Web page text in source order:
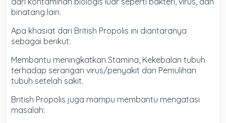
binatang lain.
Apa khasiat dari British Propolis ini diantaranya
sebagai berikut:
Membantu meningkatkan Stamina, Kekebalan tubuh
terhadap serangan virus/penyakit dan Pemulihan
tubuh setelah sakit.
British Propolis juga mampu membantu mengatasi
masalah: